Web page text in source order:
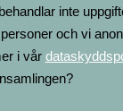
LÄGENHETER
FAKTURERING
inte
och vi
i vår